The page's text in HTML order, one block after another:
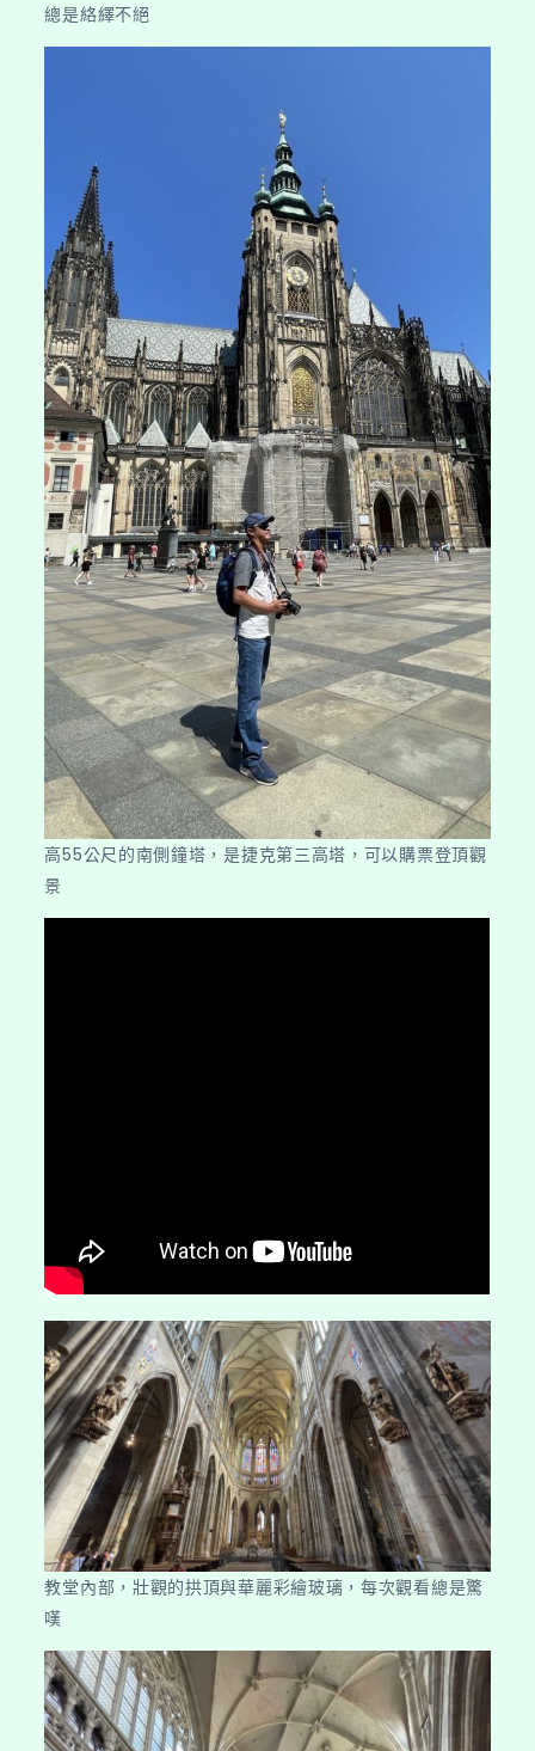
總是絡繹不絕
高55公尺的南側鐘塔，是捷克第三高塔，可以購票登頂觀
景
教堂內部，壯觀的拱頂與華麗彩繪玻璃，每次觀看總是驚
嘆